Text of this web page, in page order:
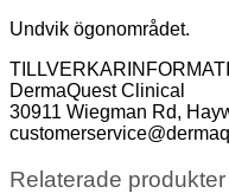
Undvik ögonområdet.
DermaQuest Clinical
30911 Wiegman Rd,
Relaterade produkter